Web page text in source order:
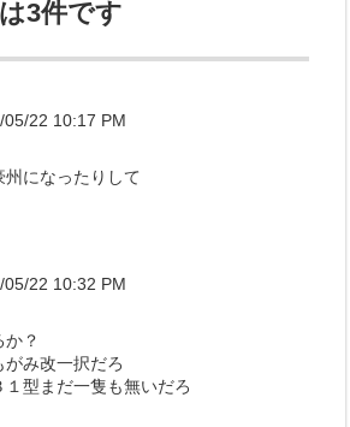
3件です
05/22 10:17 PM
州になったりして
05/22 10:32 PM
か？
み改一択だろ
型まだ一隻も無いだろ